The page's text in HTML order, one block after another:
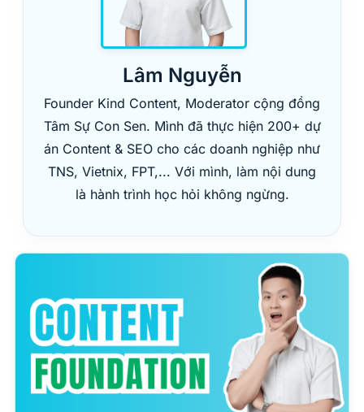
Lâm Nguyễn
Founder Kind Content, Moderator cộng đồng
Tâm Sự Con Sen. Mình đã thực hiện 200+ dự
án Content & SEO cho các doanh nghiệp như
TNS, Vietnix, FPT,... Với mình, làm nội dung
là hành trình học hỏi không ngừng.